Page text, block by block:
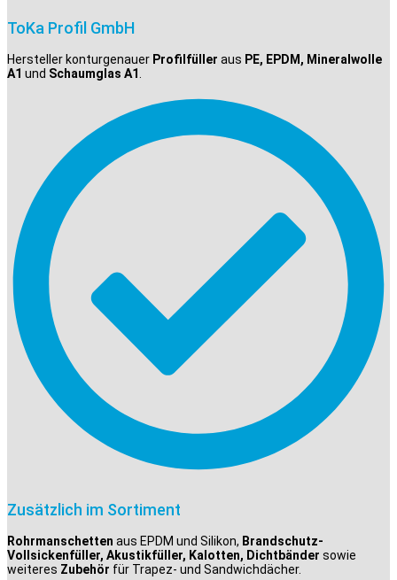
ToKa Profil GmbH
Hersteller konturgenauer Profilfüller aus PE, EPDM, Mineralwolle
A1 und Schaumglas A1.
Zusätzlich im Sortiment
Rohrmanschetten aus EPDM und Silikon, Brandschutz-
Vollsickenfüller, Akustikfüller, Kalotten, Dichtbänder sowie
weiteres Zubehör für Trapez- und Sandwichdächer.